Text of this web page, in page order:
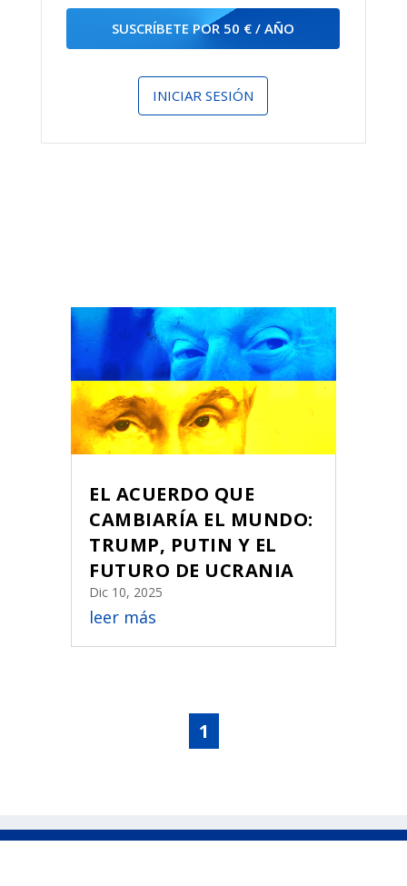
SUSCRÍBETE POR 50 € / AÑO
INICIAR SESIÓN
EL ACUERDO QUE
CAMBIARÍA EL MUNDO:
TRUMP, PUTIN Y EL
FUTURO DE UCRANIA
Dic 10, 2025
leer más
1